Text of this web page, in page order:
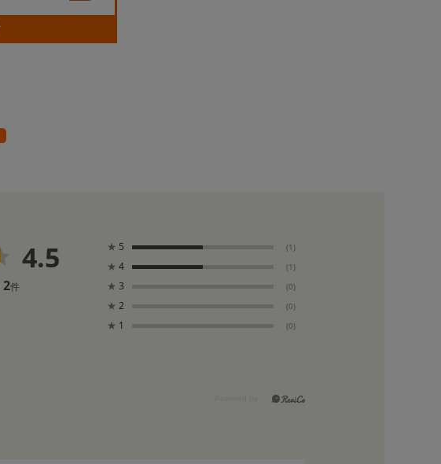
4.5
2件
★ 5 (1)
★ 4 (1)
★ 3 (0)
★ 2 (0)
★ 1 (0)